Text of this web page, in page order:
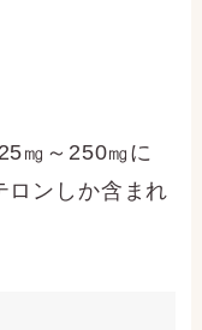
㎎～250㎎に
ロンしか含まれ